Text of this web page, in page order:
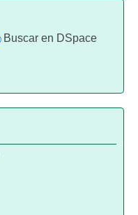
Buscar en DSpace